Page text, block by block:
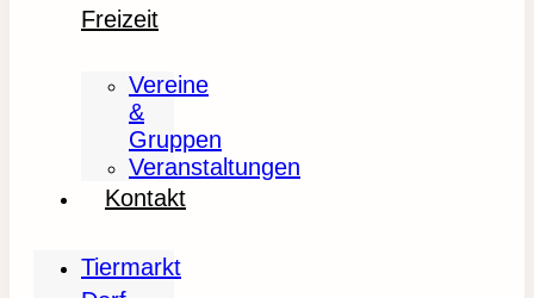
Freizeit
Vereine
&
Gruppen
Veranstaltungen
Kontakt
Tiermarkt